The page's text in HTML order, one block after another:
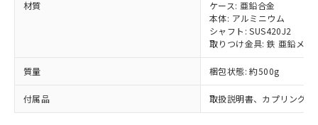
材質
ケース: 亜鉛合金
本体: アルミニウム
シャフト: SUS420J2
取りつけ金具: 鉄 亜鉛メッ
質量 梱包状態: 約500g
付属品 取扱説明書、カプリング
在庫状況および標準価格結果を当社の
事前の承諾なく第三者に漏洩または開
示しないようお願いします。
マイパーツ機能（部品リスト作成サー
ビス）をご利用いただくには、I-Web
メンバーズにご登録されている必要が
部品在庫の切り替え状況などにより、予定
「ｅ」：有害物質（10物質）のすべてが基
準値以下であることを示します。
「10」：通常の使用状況下において有害物
質が外部に漏えいし、環境に深刻な影響を
及ぼさない年数を意味します。
「－」：未確認です。当社販売部門へお問
い合わせください。
当社は、貴社製品を第三者に販売する
場合は、上記1、2および3の内容を当
該第三者に通知します。また当社は、
販売先および販売に係わる関係者が違
法に輸出するおそれがある場合は、取
たはお客様担当のオムロン制御
機器販売店・当社販売員にご確
受注生産機種、また在庫状況の
情報を公開していない機種